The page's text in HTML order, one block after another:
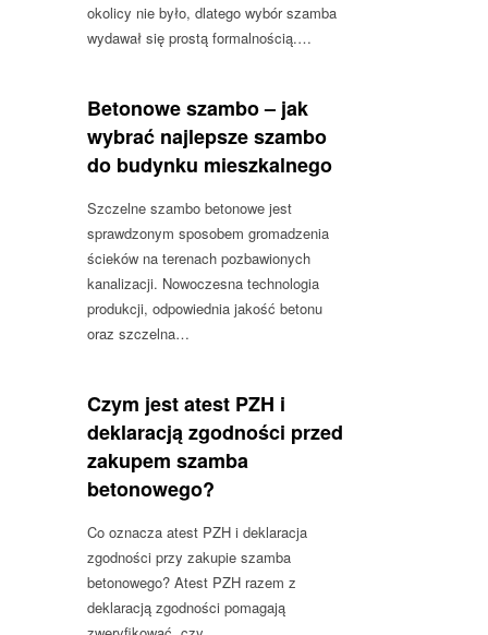
okolicy nie było, dlatego wybór szamba
wydawał się prostą formalnością.…
Betonowe szambo – jak
wybrać najlepsze szambo
do budynku mieszkalnego
Szczelne szambo betonowe jest
sprawdzonym sposobem gromadzenia
ścieków na terenach pozbawionych
kanalizacji. Nowoczesna technologia
produkcji, odpowiednia jakość betonu
oraz szczelna…
Czym jest atest PZH i
deklaracją zgodności przed
zakupem szamba
betonowego?
Co oznacza atest PZH i deklaracja
zgodności przy zakupie szamba
betonowego? Atest PZH razem z
deklaracją zgodności pomagają